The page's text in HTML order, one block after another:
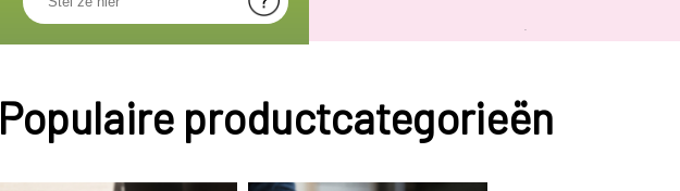
Darmontstekingen (
Osteoporose(botontkalking).
Populaire productcategorieën